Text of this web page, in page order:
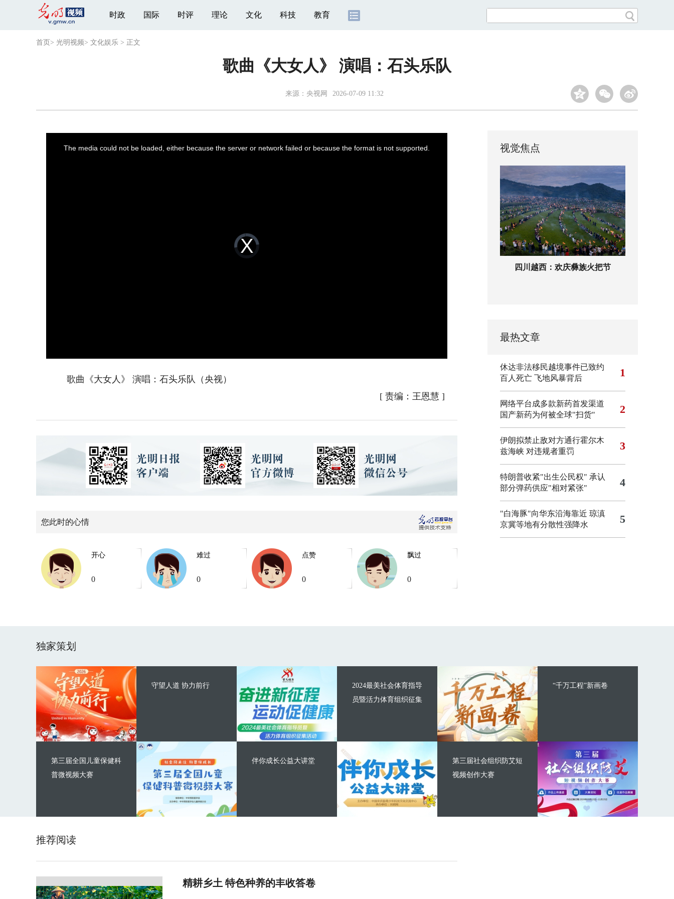
时政 国际 时评 理论 文化 科技 教育
首页 > 光明视频> 文化娱乐 > 正文
歌曲《大女人》 演唱：石头乐队
来源： 央视网 2026-07-09 11:32
Video
Player
loading.
The media could not be loaded, either because the server or network failed or because the format is not supported.
歌曲《大女人》 演唱：石头乐队（央视）
[ 责编：王恩慧 ]
您此时的心情
开心
0
难过
0
点赞
0
飘过
0
视觉焦点
四川越西：欢庆彝族火把节
最热文章
休达非法移民越境事件已致约
百人死亡 飞地风暴背后 1
网络平台成多款新药首发渠道
国产新药为何被全球"扫货"
2
伊朗拟禁止敌对方通行霍尔木
兹海峡 对违规者重罚
3
特朗普收紧"出生公民权" 承认
部分弹药供应"相对紧张"
4
"白海豚"向华东沿海靠近 琼滇
京冀等地有分散性强降水
5
独家策划
守望人道 协力前行
第三届全国儿童保健科
普微视频大赛
2024最美社会体育指导
员暨活力体育组织征集
伴你成长公益大讲堂
“千万工程”新画卷
第三届社会组织防艾短
视频创作大赛
推荐阅读
精耕乡土 特色种养的丰收答卷